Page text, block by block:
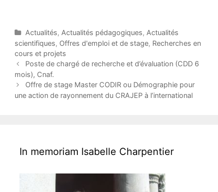
C
a
t
e
g
o
r
Actualités, Actualités pédagogiques, Actualités
scientifiques, Offres d'emploi et de stage, Recherches en
cours et projets
P
o
s
t
Poste de chargé de recherche et d’évaluation (CDD 6
mois), Cnaf.
Offre de stage Master CODIR ou Démographie pour
une action de rayonnement du CRAJEP à l’international
In memoriam Isabelle Charpentier